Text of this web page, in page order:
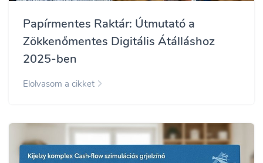
Papírmentes Raktár: Útmutató a
Zökkenőmentes Digitális Átálláshoz
2025-ben
Elolvasom a cikket